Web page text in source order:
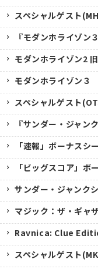
スペシャルゲスト
『モダンホライゾン
モダンホライゾン2
モダンホライゾン３
スペシャルゲスト
『サンダー・ジャン
「速報」ボーナスシ
「ビッグスコア」ボ
サンダー・ジャンク
マジック：ザ・ギャ
Ravnica: Clue
スペシャルゲスト